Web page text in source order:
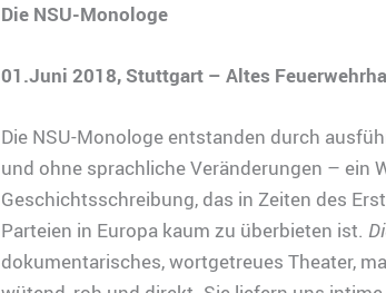
Die NSU-Monologe
01.Juni 2018, Stuttgart – Altes
Die NSU-Monologe entstanden durch
und ohne sprachliche Veränderungen – ein
Geschichtsschreibung, das in Zeiten des
Parteien in Europa kaum zu überbieten ist.
dokumentarisches, wortgetreues Theater,